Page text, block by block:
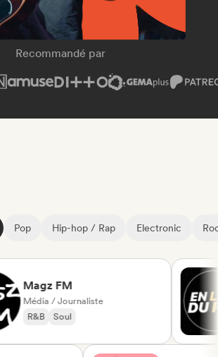
SPIN Magazine
Recommandé par
Pop Hip-hop / Rap Electronic
Magz FM
Média / Journaliste
R&B
Soul